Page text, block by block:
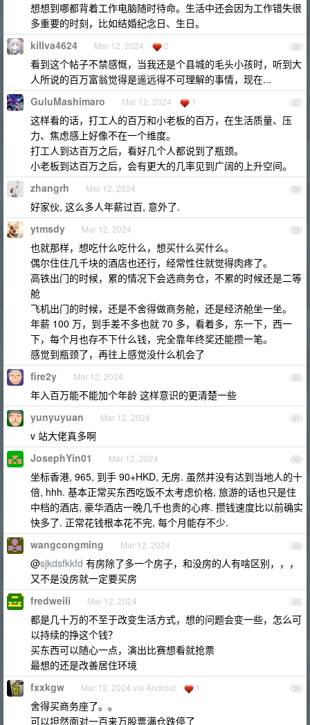
想想到哪都背着工作电脑随时待命。生活中还会因为工作错失很
多重要的时刻，比如结婚纪念日、生日。
26
killva4624 Mar 12, 2024 2
看到这个帖子不禁感慨，当我还是个县城的毛头小孩时，听到大
人所说的百万富翁觉得是遥远得不可理解的事情，现在...
27
GuluMashimaro Mar 12, 2024 1
这样看的话，打工人的百万和小老板的百万，在生活质量、压
力、焦虑感上好像不在一个维度。
打工人到达百万之后，看好几个人都说到了瓶颈。
小老板到达百万之后，会有更大的几率见到广阔的上升空间。
28
zhangrh Mar 12, 2024
好家伙, 这么多人年薪过百, 意外了.
29
ytmsdy Mar 12, 2024
也就那样，想吃什么吃什么，想买什么买什么。
偶尔住住几千块的酒店也还行，经常性住就觉得肉疼了。
高铁出门的时候，累的情况下会选商务仓，不累的时候还是二等
舱
飞机出门的时候，还是不舍得做商务舱，还是经济舱坐一坐。
年薪 100 万，到手差不多也就 70 多，看着多，东一下，西一
下，每个月也存不下什么钱，完全靠年终奖还能攒一笔。
感觉到瓶颈了，再往上感觉没什么机会了
30
fire2y Mar 12, 2024
年入百万能不能加个年龄 这样意识的更清楚一些
31
yunyuyuan Mar 12, 2024
v 站大佬真多啊
32
JosephYin01 Mar 12, 2024
坐标香港, 965, 到手 90+HKD, 无房. 虽然并没有达到当地人的十
倍, hhh. 基本正常买东西吃饭不太考虑价格, 旅游的话也只是住
中档的酒店, 豪华酒店一晚几千也贵的心疼. 攒钱速度比以前确实
快多了. 正常花钱根本花不完, 每个月能存不少.
33
wangcongming Mar 12, 2024
@sjkdsfkkfd 有房除了多一个房子，和没房的人有啥区别，，，
又不是没房就一定要买房
34
fredweili Mar 12, 2024
都是几十万的不至于改变生活方式，想的问题会变一些，怎么可
以持续的挣这个钱？
买东西可以随心一点，演出比赛想看就抢票
最想的还是改善居住环境
35
fxxkgw Mar 12, 2024 via Android 1
舍得买商务座了。。
可以坦然面对一百来万股票满仓跌停了